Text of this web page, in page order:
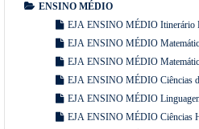
ENSINO MÉDIO
EJA ENSINO MÉDIO Itinerário
EJA ENSINO MÉDIO
EJA ENSINO MÉDIO
EJA ENSINO MÉDIO Ciências
EJA ENSINO MÉDIO
EJA ENSINO MÉDIO Ciências